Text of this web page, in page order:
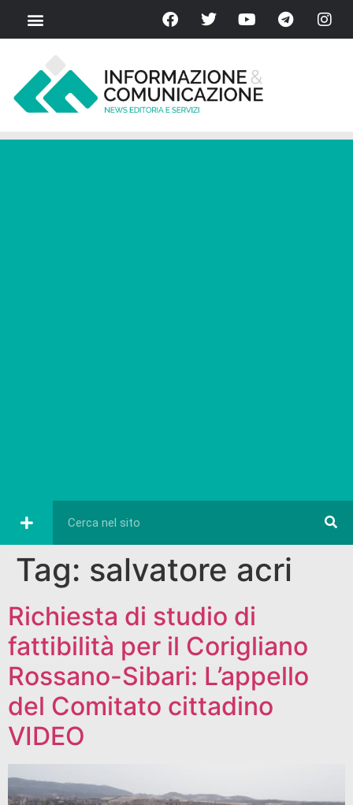
Tag: salvatore acri
Richiesta di studio di
fattibilità per il Corigliano
Rossano-Sibari: L’appello
del Comitato cittadino
VIDEO